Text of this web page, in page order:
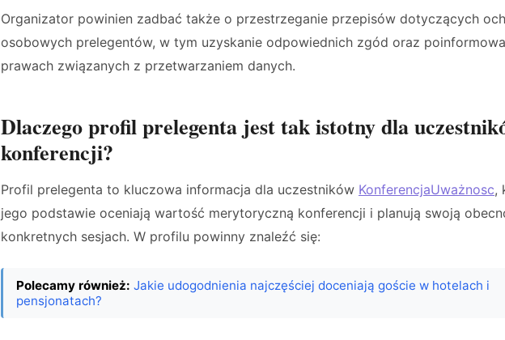
Organizator powinien zadbać także o przestrzeganie przepisów dotyczących
osobowych prelegentów, w tym uzyskanie odpowiednich zgód oraz
prawach związanych z przetwarzaniem danych.
Dlaczego profil prelegenta jest tak istotny dla
konferencji?
Profil prelegenta to kluczowa informacja dla uczestników KonferencjaUważnosc,
jego podstawie oceniają wartość merytoryczną konferencji i planują swoją
konkretnych sesjach. W profilu powinny znaleźć się:
Polecamy również: Jakie udogodnienia najczęściej doceniają goście w hotelach i
pensjonatach?